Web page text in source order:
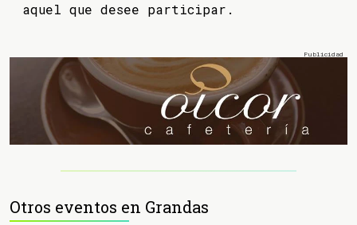
aquel que desee participar.
Otros eventos en Grandas